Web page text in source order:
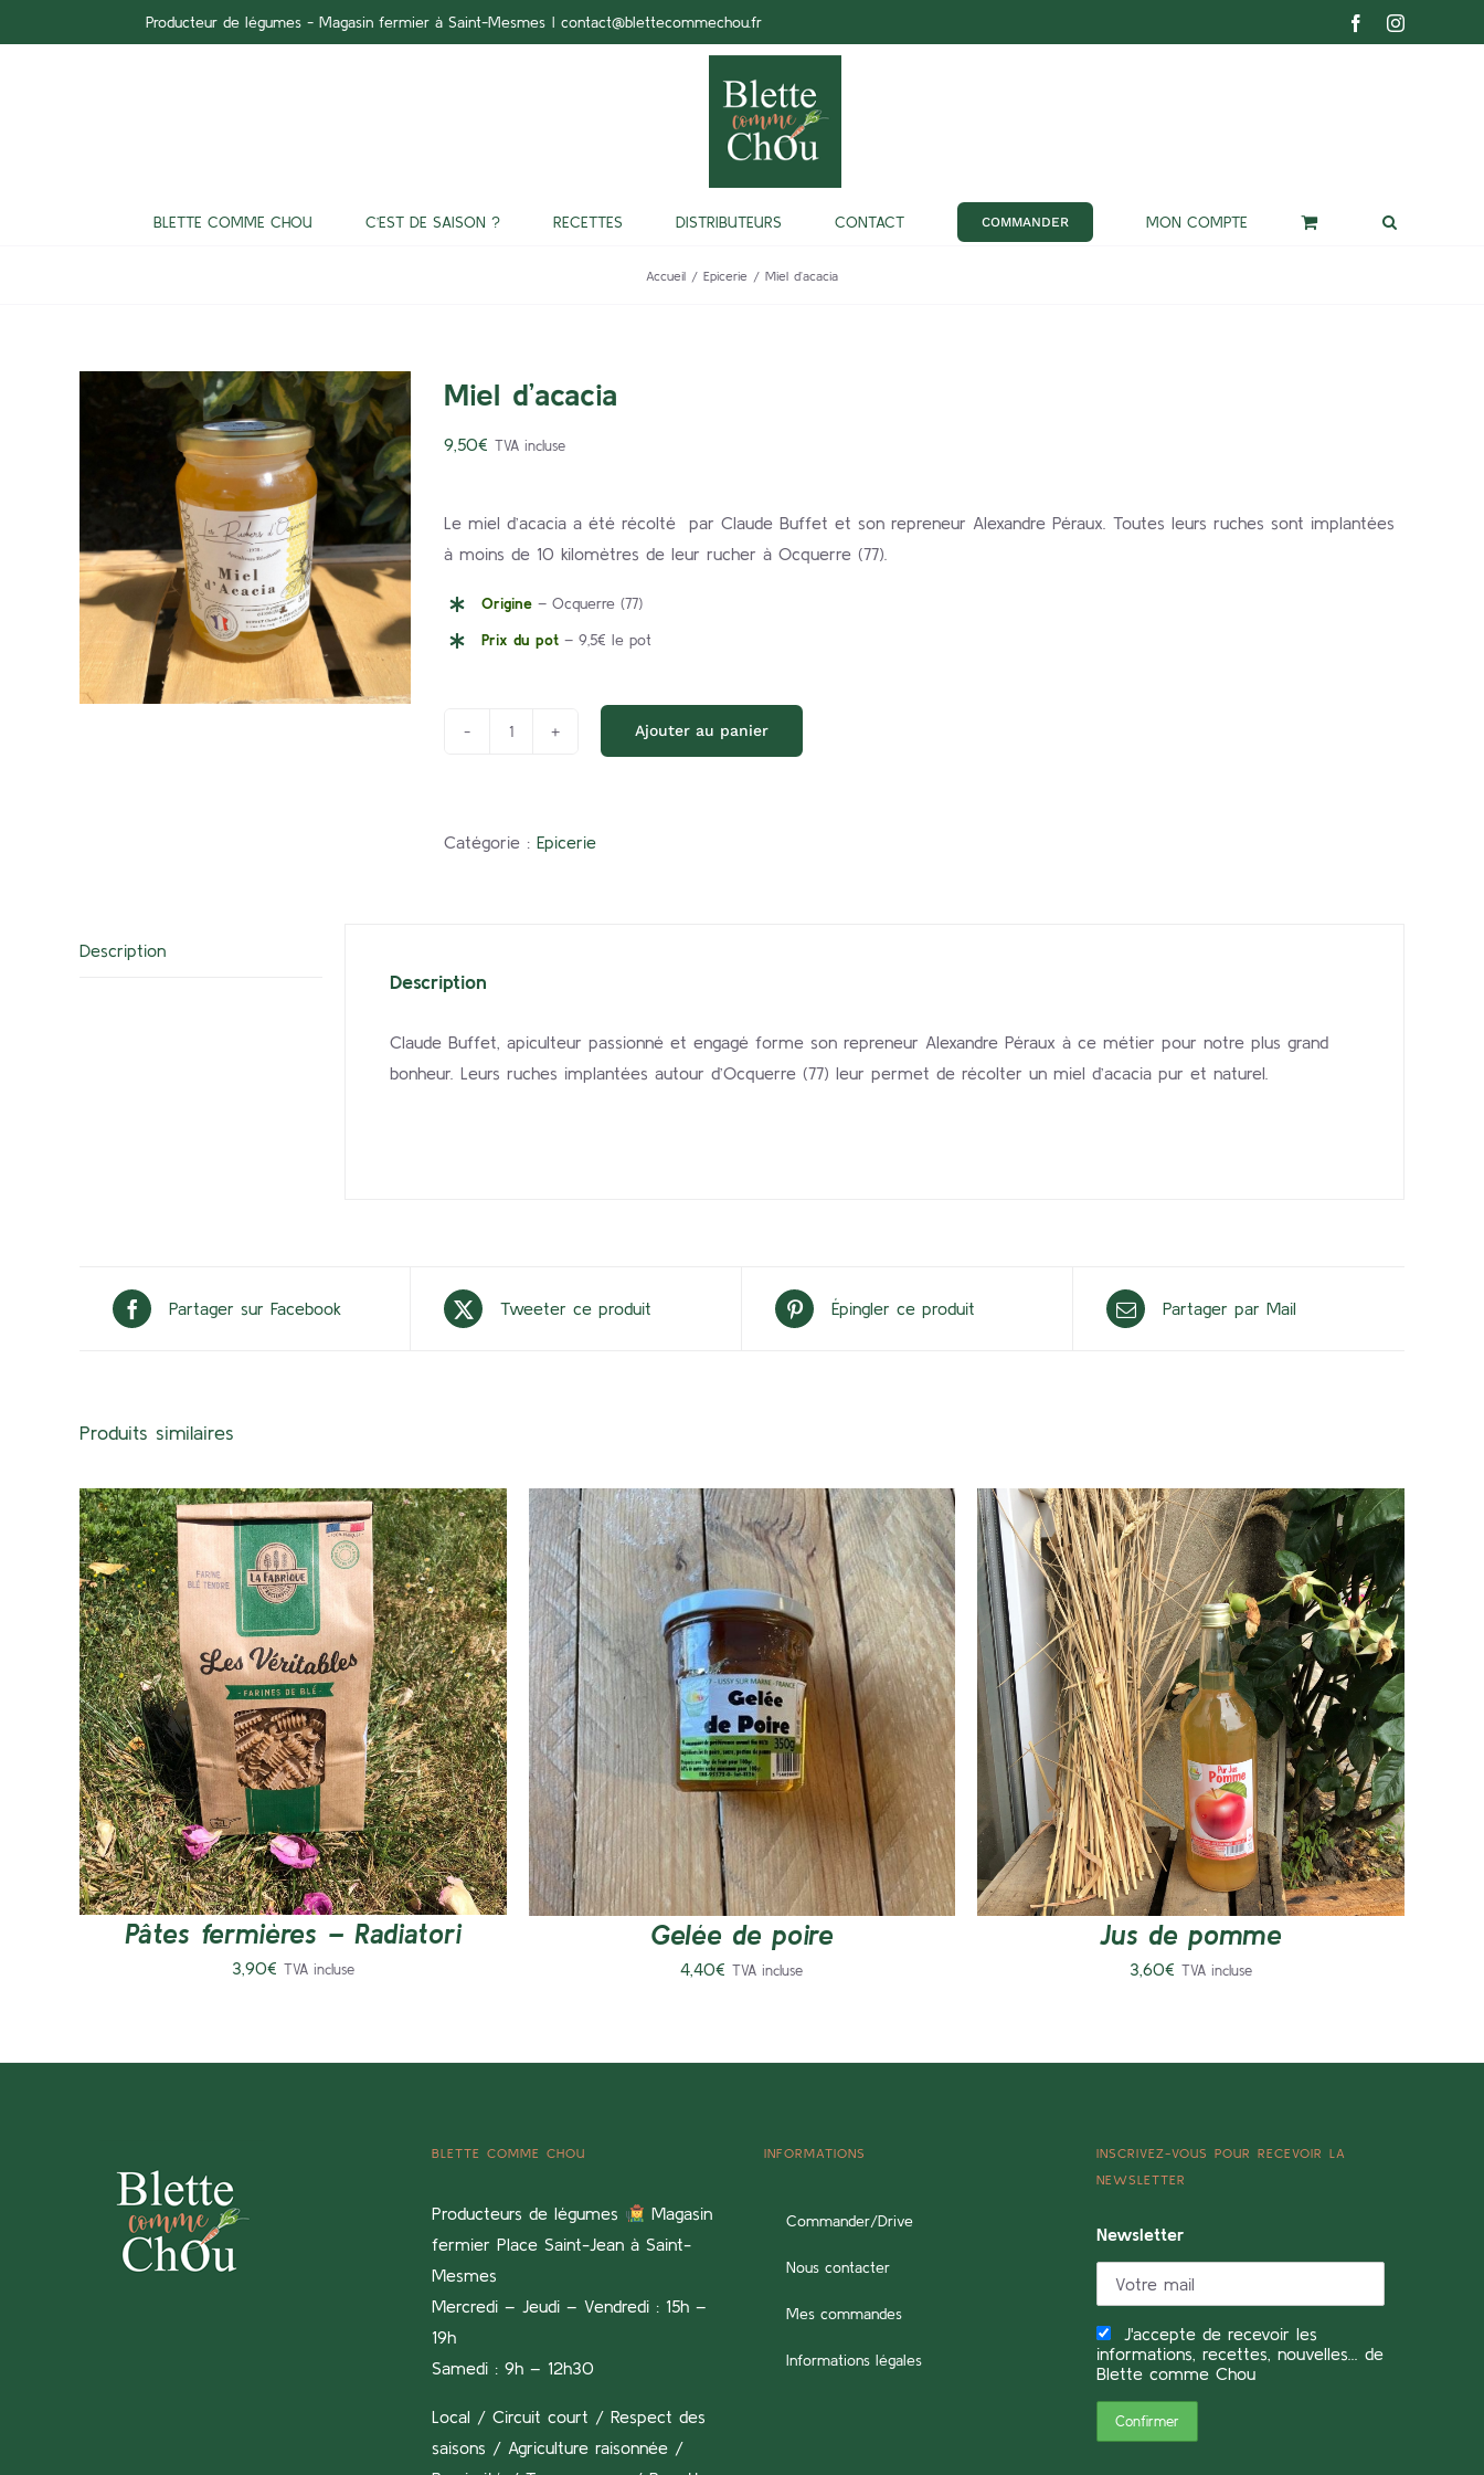
au
Producteur de légumes - Magasin fermier à Saint-Mesmes | contact@blettecommechou.fr FacebookInstagram
BLETTE COMME CHOU C’EST DE SAISON ? RECETTES DISTRIBUTEURS CONTACT COMMANDER MON COMPTE
Accueil Epicerie Miel d’acacia
Miel d’acacia
9,50€ TVA incluse
Le miel d’acacia a été récolté par Claude Buffet et son repreneur Alexandre Péraux. Toutes leurs ruches sont implantées
à moins de 10 kilomètres de leur rucher à Ocquerre (77).
Origine– Ocquerre (77)
Prix du pot – 9,5€ le pot
d’acacia
Ajouter au panier
Catégorie : Epicerie
Description
Description
Claude Buffet, apiculteur passionné et engagé forme son repreneur Alexandre Péraux à ce métier pour notre plus grand
bonheur. Leurs ruches implantées autour d’Ocquerre (77) leur permet de récolter un miel d’acacia pur et naturel.
Partager sur Facebook Tweeter ce produit Épingler ce produit Partager par Mail
Produits similaires
DÉTAILS
Pâtes fermières – Radiatori
3,90€ TVA incluse
AJOUTER AU PANIER / DÉTAILS
Gelée de poire
4,40€ TVA incluse
AJOUTER AU PANIER / DÉTAILS
Jus de pomme
3,60€ TVA incluse
BLETTE COMME CHOU
Producteurs de légumes
Magasin
fermier Place Saint-Jean à Saint-
Mesmes
Mercredi – Jeudi – Vendredi : 15h –
19h
Samedi : 9h – 12h30
Local / Circuit court / Respect des
saisons / Agriculture raisonnée /
INFORMATIONS
Commander/Drive
Nous contacter
Mes commandes
Informations légales
INSCRIVEZ-VOUS POUR RECEVOIR LA
NEWSLETTER
Newsletter
J'accepte de recevoir les
informations, recettes, nouvelles... de
Blette comme Chou